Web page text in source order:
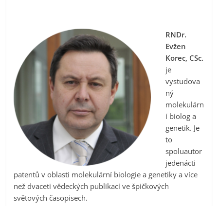
RNDr.
Evžen
Korec, CSc.
je
vystudova
ný
molekulárn
í biolog a
genetik. Je
to
spoluautor
jedenácti
patentů v oblasti molekulární biologie a genetiky a více
než dvaceti vědeckých publikací ve špičkových
světových časopisech.